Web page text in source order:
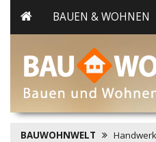
BAUEN & WOHNEN
BAUWOHNWELT